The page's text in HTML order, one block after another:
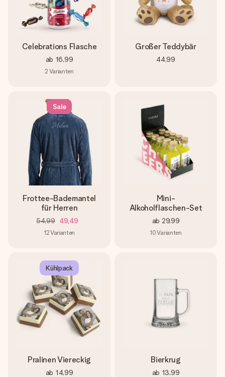
Celebrations Flasche
ab 16,99
2 Varianten
Großer Teddybär
44,99
Sale
Frottee-Bademantel
für Herren
54,99 49,49
12Varianten
Mini-
Alkoholflaschen-Set
ab 29,99
10Varianten
Kühlpack
Pralinen Viereckig
ab 14,99
Bierkrug
ab 13,99